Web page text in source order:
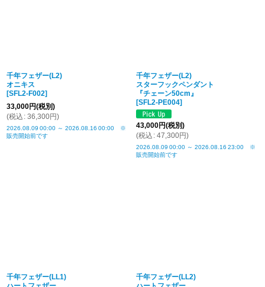
千年フェザー(L2)
オニキス
[SFL2-F002]
33,000円(税別)
(税込 : 36,300円)
2026.08.09 00:00 ～ 2026.08.16 00:00 ※
販売開始前です
千年フェザー(L2)
スターフックペンダント
『チェーン50cm』
[SFL2-PE004]
43,000円(税別)
(税込 : 47,300円)
2026.08.09 00:00 ～ 2026.08.16 23:00 ※
販売開始前です
千年フェザー(LL1)
千年フェザー(LL2)